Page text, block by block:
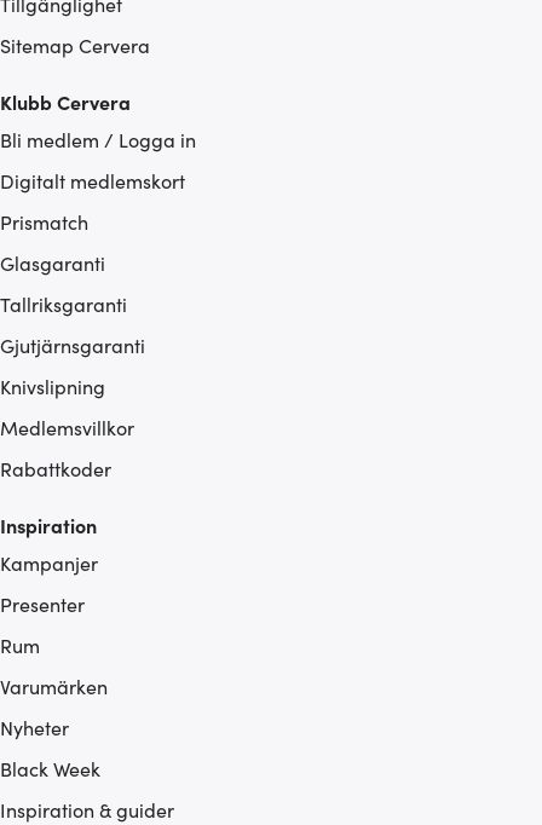
Sitemap Cervera
Klubb Cervera
Bli medlem / Logga in
Digitalt medlemskort
Prismatch
Glasgaranti
Tallriksgaranti
Gjutjärnsgaranti
Knivslipning
Medlemsvillkor
Rabattkoder
Inspiration
Kampanjer
Presenter
Rum
Varumärken
Nyheter
Black Week
Inspiration & guider